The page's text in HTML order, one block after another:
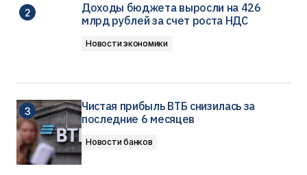
Доходы бюджета выросли на 426
млрд рублей за счет роста НДС
Новости экономики
Чистая прибыль ВТБ снизилась за
последние 6 месяцев
Новости банков